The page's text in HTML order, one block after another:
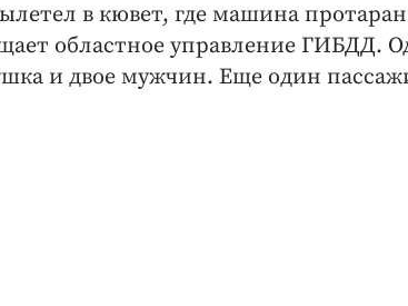
в кювет, где машина
областное управление ГИБДД.
и двое мужчин. Еще один